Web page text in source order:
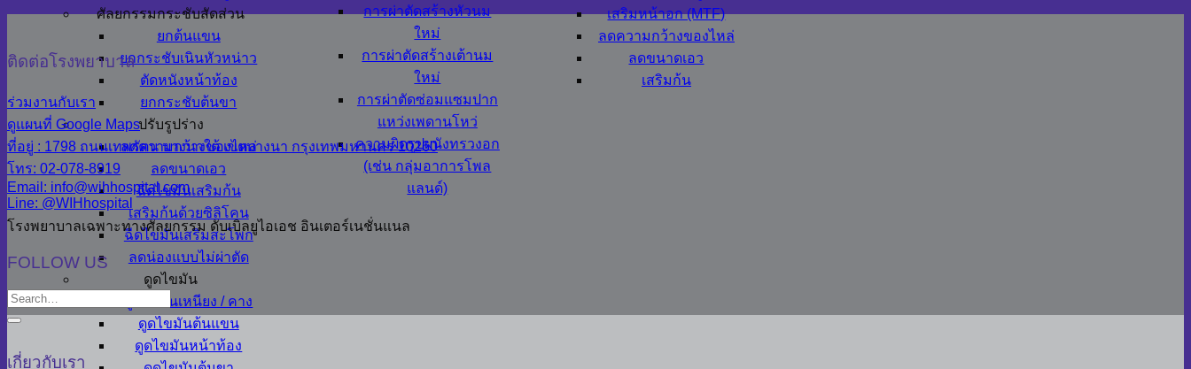
ศัลยกรรมกระชับสัดส่วน
ยกต้นแขน
ยกกระชับเนินหัวหน่าว
ตัดหนังหน้าท้อง
ยกกระชับต้นขา
ปรับรูปร่าง
ลดความกว้างของไหล่
ลดขนาดเอว
ฉีดไขมันเสริมก้น
เสริมก้นด้วยซิลิโคน
ฉีดไขมันเสริมสะโพก
ลดน่องแบบไม่ผ่าตัด
ดูดไขมัน
ดูดไขมันเหนียง / คาง
ดูดไขมันต้นแขน
ดูดไขมันหน้าท้อง
การผ่าตัดสร้างหัวนม
ใหม่
การผ่าตัดสร้างเต้านม
ใหม่
การผ่าตัดซ่อมแซมปาก
แหว่งเพดานโหว่
ความผิดรูปผนังทรวงอก
(เช่น กลุ่มอาการโพล
แลนด์)
เสริมหน้าอก (MTF)
ลดความกว้างของไหล่
ลดขนาดเอว
เสริมก้น
ติดต่อโรงพยาบาล
ร่วมงานกับเรา
ดูแผนที่ Google Maps
ที่อยู่ : 1798 ถนนเทพรัตน บางนาใต้ เขตบางนา กรุงเทพมหานคร 10260
โทร: 02-078-8919
Email: info@wihhospital.com
Line: @WIHhospital
โรงพยาบาลเฉพาะทางศัลยกรรม ดับเบิลยูไอเอช อินเตอร์เนชั่นแนล
FOLLOW US
เกี่ยวกับเรา